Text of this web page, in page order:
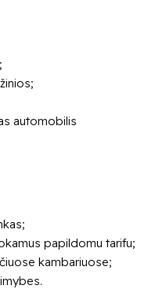
automobilis
papildomu tarifu;
kambariuose;